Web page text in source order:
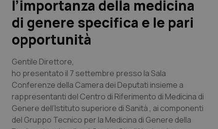
Scienza e Farmaci
Studi e Analisi
Lettere al direttore
Edizioni Regionali
QS Pro
l’importanza della medicina
di genere specifica e le pari
opportunità
Gentile Direttore,
ho presentato il 7 settembre presso la Sala
Conferenze della Camera dei Deputati insieme a
rappresentanti del Centro di Riferimento di Medicina di
Genere dell’Istituto superiore di Sanità , ai componenti
del Gruppo Tecnico per la Medicina di Genere della